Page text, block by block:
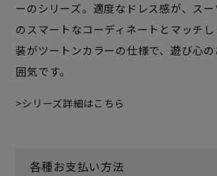
ーのシリーズ。適度なドレス感が、ス
のスマートなコーディネートとマッチ
装がツートンカラーの仕様で、遊び心
囲気です。
シリーズ詳細はこちら
各種お支払い方法